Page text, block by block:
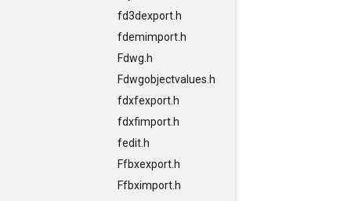
fd3dexport.h
fdemimport.h
Fdwg.h
Fdwgobjectvalues.h
fdxfexport.h
fdxfimport.h
fedit.h
Ffbxexport.h
Ffbximport.h